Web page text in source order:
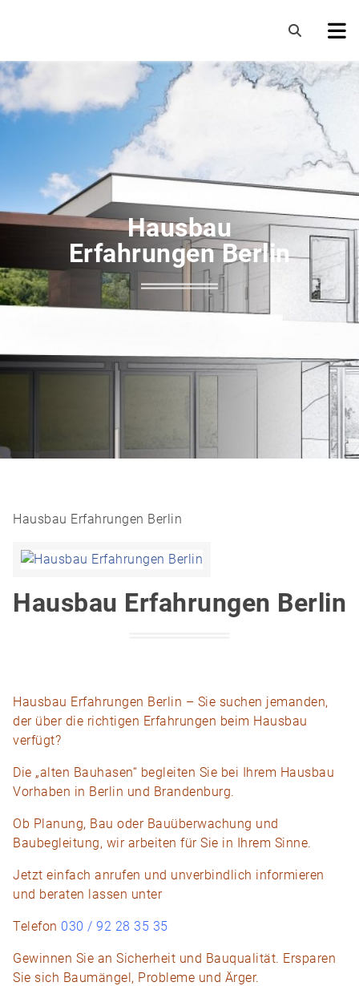
Hausbau
Erfahrungen Berlin
Hausbau Erfahrungen Berlin
Hausbau Erfahrungen Berlin
Hausbau Erfahrungen Berlin – Sie suchen jemanden,
der über die richtigen Erfahrungen beim Hausbau
verfügt?
Die „alten Bauhasen“ begleiten Sie bei Ihrem Hausbau
Vorhaben in Berlin und Brandenburg.
Ob Planung, Bau oder Bauüberwachung und
Baubegleitung, wir arbeiten für Sie in Ihrem Sinne.
Jetzt einfach anrufen und unverbindlich informieren
und beraten lassen unter
Telefon 030 / 92 28 35 35
Gewinnen Sie an Sicherheit und Bauqualität. Ersparen
Sie sich Baumängel, Probleme und Ärger.